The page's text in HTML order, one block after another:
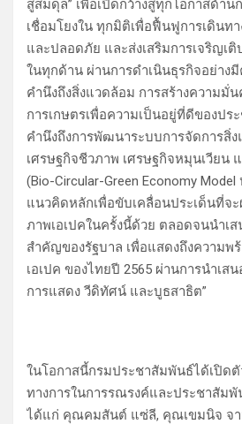
สู่สมดุล” เพื่อเปิดกว้างสู่ทุกโอกาสด้าน
เชื่อมโยงใน ทุกมิติเพื่อฟื้นฟูการเดินท
และปลอดภัย และส่งเสริมการเจริญเ
ในทุกด้าน ผ่านการดำเนินธุรกิจอย่าง
คำนึงถึงสิ่งแวดล้อม การสร้างความมั่น
การเกษตรเพื่อความเป็นอยู่ที่ดีของปร
คำนึงถึงการพัฒนาระบบการจัดการสิ่
เศรษฐกิจชีวภาพ เศรษฐกิจหมุนเวียน
(Bio-Circular-Green Economy Model
แนวคิดหลักเพื่อขับเคลื่อนประเด็นที่จะ
ภาพเอเปคในครั้งนี้ด้วย ตลอดจนนำเ
สำคัญของรัฐบาล เพื่อแสดงถึงความพ
เอเปค ของไทยปี 2565 ผ่านการนำเส
การแสดง วีดิทัศน์ และบูธสาธิต”
ในโอกาสนี้กรมประชาสัมพันธ์ได้เปิด
ทางการในการรณรงค์และประชาสัม
ได้แก่ คุณคมสันต์ แซ่ลี, คุณเขมนิจ จ